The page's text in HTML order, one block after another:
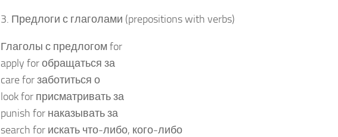
3. Предлоги с глаголами (prepositions with verbs)
Глаголы с предлогом for
apply for обращаться за
care for заботиться о
look for присматривать за
punish for наказывать за
search for искать что-либо, кого-либо